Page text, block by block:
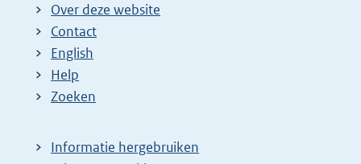
Over deze website
Contact
English
Help
Zoeken
Informatie hergebruiken